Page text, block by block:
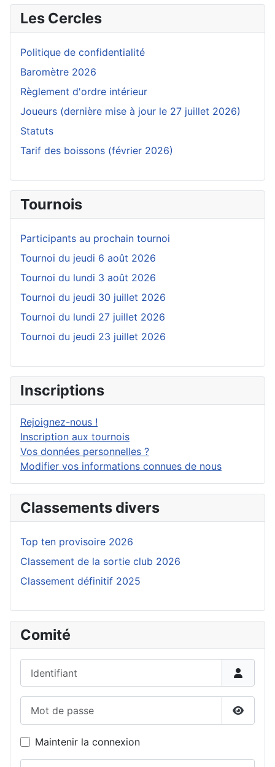
Les Cercles
Politique de confidentialité
Baromètre 2026
Règlement d'ordre intérieur
Joueurs (dernière mise à jour le 27 juillet 2026)
Statuts
Tarif des boissons (février 2026)
Tournois
Participants au prochain tournoi
Tournoi du jeudi 6 août 2026
Tournoi du lundi 3 août 2026
Tournoi du jeudi 30 juillet 2026
Tournoi du lundi 27 juillet 2026
Tournoi du jeudi 23 juillet 2026
Inscriptions
Rejoignez-nous !
Inscription aux tournois
Vos données personnelles ?
Modifier vos informations connues de nous
Classements divers
Top ten provisoire 2026
Classement de la sortie club 2026
Classement définitif 2025
Comité
Maintenir la connexion